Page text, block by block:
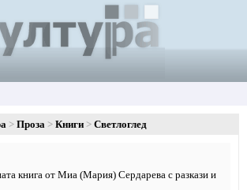
Проза Книги Светлоглед
книга от Миа (Мария) Сердарева с разкази и